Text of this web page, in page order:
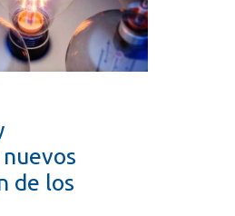
nuevos
de los